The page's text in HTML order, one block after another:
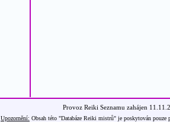
Provoz Reiki Seznamu zahájen
Upozornění: Obsah této "Databáze Reiki mistrů" je poskytován